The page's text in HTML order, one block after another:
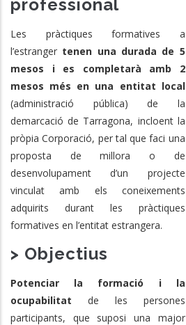
professional
Les pràctiques formatives a
l’estranger tenen una durada de 5
mesos i es completarà amb 2
mesos més en una entitat local
(administració pública) de la
demarcació de Tarragona, incloent la
pròpia Corporació, per tal que faci una
proposta de millora o de
desenvolupament d’un projecte
vinculat amb els coneixements
adquirits durant les pràctiques
formatives en l’entitat estrangera.
> Objectius
Potenciar la formació i la
ocupabilitat de les persones
participants, que suposi una major